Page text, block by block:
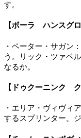
す。
【ボーラ ハンスグロ
・ペーター・サガン
う。リック・ツァベ
なるか。
【ドゥクーニンク
・エリア・ヴィヴィ
するスプリンター。